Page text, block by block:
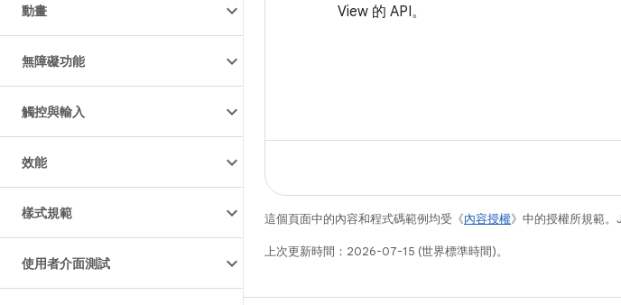
動畫
無障礙功能
觸控與輸入
效能
樣式規範
使用者介面測試
View 的 API。
這個頁面中的內容和程式碼範例均受《內容授權》中的授權所規範。
上次更新時間：2026-07-15 (世界標準時間)。